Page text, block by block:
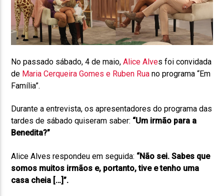
No passado sábado, 4 de maio,Alice Alves foi convidada
de Maria Cerqueira Gomes e Ruben Rua no programa “Em
Família”.
Durante a entrevista, os apresentadores do programa das
tardes de sábado quiseram saber: “Um irmão para a
Benedita?”
Alice Alves respondeu em seguida: “Não sei. Sabes que
somos muitos irmãos e, portanto, tive e tenho uma
casa cheia […]”.